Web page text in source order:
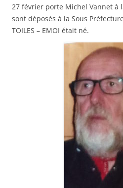
27 février porte Michel Vannet à
sont déposés à la Sous
TOILES – EMOI était né.